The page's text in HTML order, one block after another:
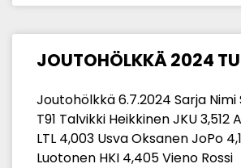
JOUTOHÖLKKÄ 2024
Joutohölkkä 6.7.2024 Sarja Nimi
T91 Talvikki Heikkinen JKU 3,512
LTL 4,003 Usva Oksanen JoPo
Luotonen HKI 4,405 Vieno Rossi